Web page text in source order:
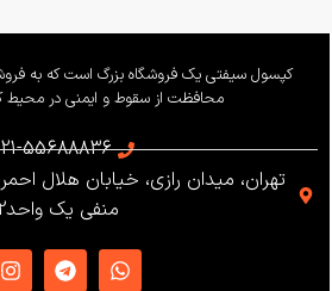
کپسول سیفتی یک فروشگاه بزرگ است که به
محافظت از سقوط و ایمنی در محیط
55688836
تهران، میدان رازی، خیابان هلال
منفی یک واحد32